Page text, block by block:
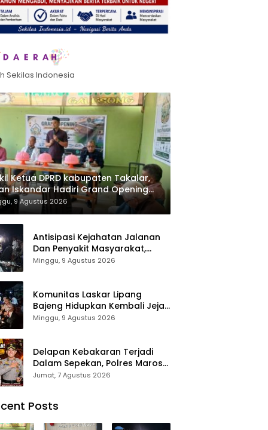
Sekilas Indonesia
Ketua DPRD kabupaten Takalar,
Iskandar Hadiri Grand Opening
sehat Pertama di Takalar,
Terapis Gratis untuk Pasien
dan umum.
9 Agustus 2026
Antisipasi Kejahatan Jalanan
Dan Penyakit Masyarakat,
Polres Maros Gelar Razia
Minggu, 9 Agustus 2026
Komunitas Laskar Lipang
Bajeng Hidupkan Kembali Jejak
Perjuangan Ranggong Daeng
Adalah Warisan yang Tak
Ternilai”.
Minggu, 9 Agustus 2026
Delapan Kebakaran Terjadi
Dalam Sepekan, Polres Maros
Keluarkan Imbauan kepada
Jumat, 7 Agustus 2026
Posts